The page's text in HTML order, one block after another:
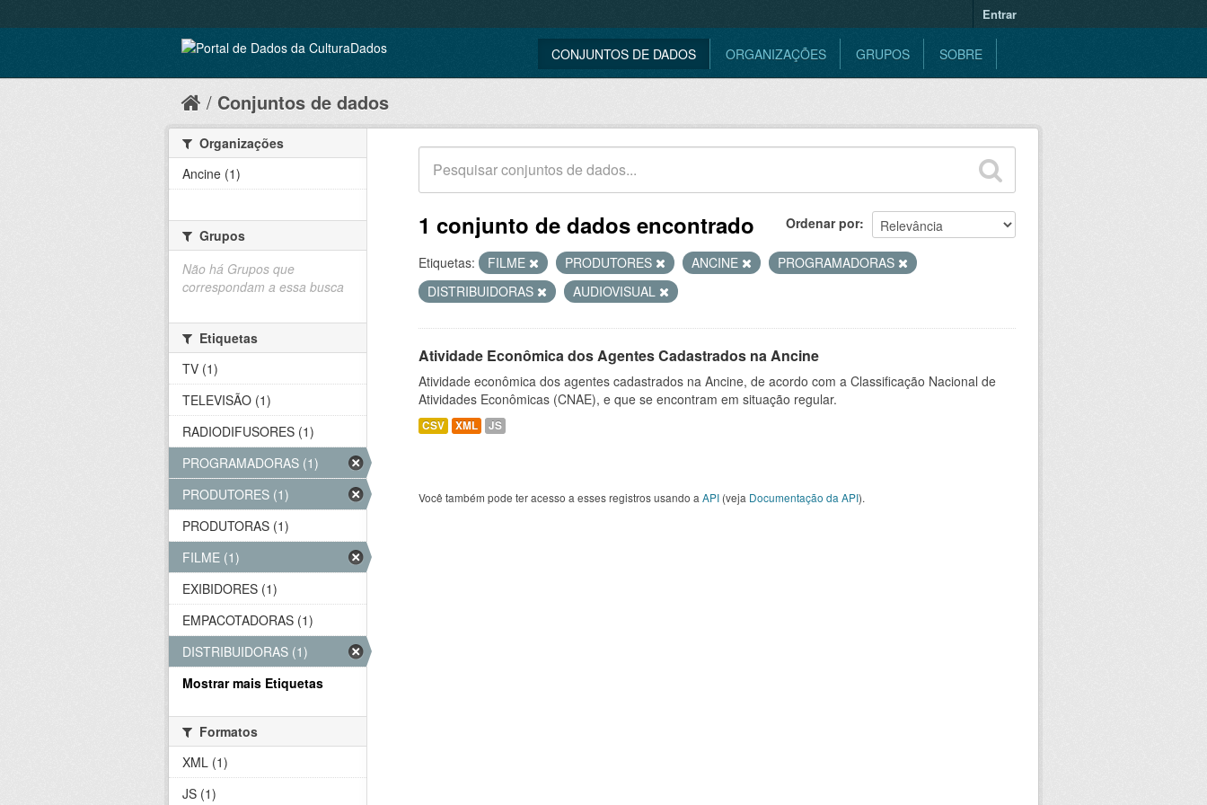
Entrar
CONJUNTOS DE DADOS ORGANIZAÇÕES GRUPOS SOBRE
Conjuntos de dados
Ordenar por
1 conjunto de dados encontrado
Etiquetas: FILME PRODUTORES ANCINE
PROGRAMADORAS
DISTRIBUIDORAS
AUDIOVISUAL
Atividade Econômica dos Agentes Cadastrados na Ancine
Atividade econômica dos agentes cadastrados na Ancine, de acordo com a Classificação Nacional de
Atividades Econômicas (CNAE), e que se encontram em situação regular.
CSV XML JS
Você também pode ter acesso a esses registros usando a API (veja Documentação da API).
Organizações
Ancine (1)
Grupos
Não há Grupos que
correspondam a essa busca
Etiquetas
TV (1)
TELEVISÃO (1)
RADIODIFUSORES (1)
PROGRAMADORAS (1)
PRODUTORES (1)
PRODUTORAS (1)
FILME (1)
EXIBIDORES (1)
EMPACOTADORAS (1)
DISTRIBUIDORAS (1)
Mostrar mais Etiquetas
Formatos
XML (1)
JS (1)